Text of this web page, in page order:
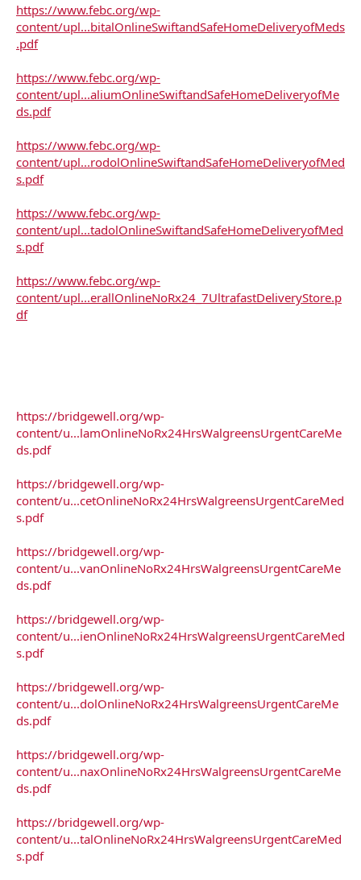
https://www.febc.org/wp-
content/upl...bitalOnlineSwiftandSafeHomeDeliveryofMeds
.pdf
https://www.febc.org/wp-
content/upl...aliumOnlineSwiftandSafeHomeDeliveryofMe
ds.pdf
https://www.febc.org/wp-
content/upl...rodolOnlineSwiftandSafeHomeDeliveryofMed
s.pdf
https://www.febc.org/wp-
content/upl...tadolOnlineSwiftandSafeHomeDeliveryofMed
s.pdf
https://www.febc.org/wp-
content/upl...erallOnlineNoRx24_7UltrafastDeliveryStore.p
df
https://bridgewell.org/wp-
content/u...lamOnlineNoRx24HrsWalgreensUrgentCareMe
ds.pdf
https://bridgewell.org/wp-
content/u...cetOnlineNoRx24HrsWalgreensUrgentCareMed
s.pdf
https://bridgewell.org/wp-
content/u...vanOnlineNoRx24HrsWalgreensUrgentCareMe
ds.pdf
https://bridgewell.org/wp-
content/u...ienOnlineNoRx24HrsWalgreensUrgentCareMed
s.pdf
https://bridgewell.org/wp-
content/u...dolOnlineNoRx24HrsWalgreensUrgentCareMe
ds.pdf
https://bridgewell.org/wp-
content/u...naxOnlineNoRx24HrsWalgreensUrgentCareMe
ds.pdf
https://bridgewell.org/wp-
content/u...talOnlineNoRx24HrsWalgreensUrgentCareMed
s.pdf